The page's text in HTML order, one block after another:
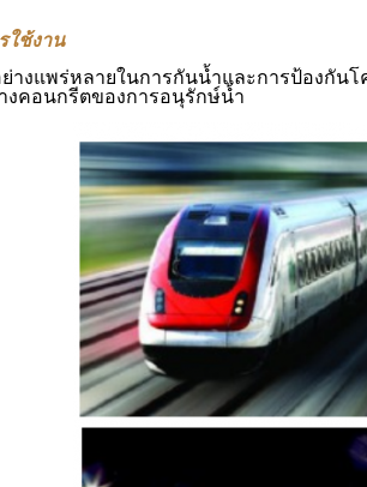
ใช้งาน
างแพร่หลายในการกันน้ำและการป้องกัน
งคอนกรีตของการอนุรักษ์น้ำ